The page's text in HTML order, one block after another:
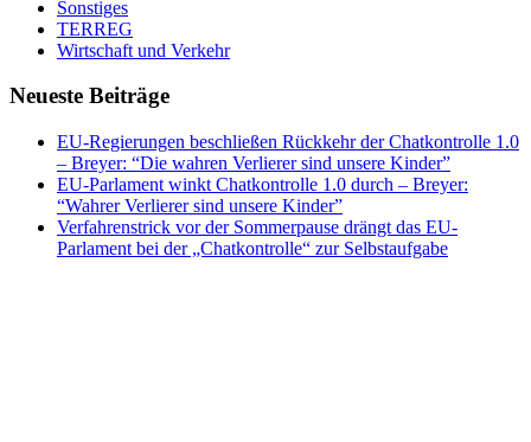
Sonstiges
TERREG
Wirtschaft und Verkehr
Neueste Beiträge
EU-Regierungen beschließen Rückkehr der Chatkontrolle 1.0
– Breyer: “Die wahren Verlierer sind unsere Kinder”
EU-Parlament winkt Chatkontrolle 1.0 durch – Breyer:
“Wahrer Verlierer sind unsere Kinder”
Verfahrenstrick vor der Sommerpause drängt das EU-
Parlament bei der „Chatkontrolle“ zur Selbstaufgabe